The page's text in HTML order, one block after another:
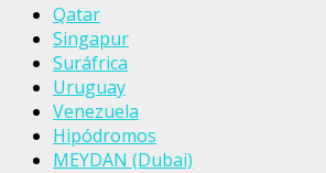
Qatar
Singapur
Suráfrica
Uruguay
Venezuela
Hipódromos
MEYDAN (Dubai)